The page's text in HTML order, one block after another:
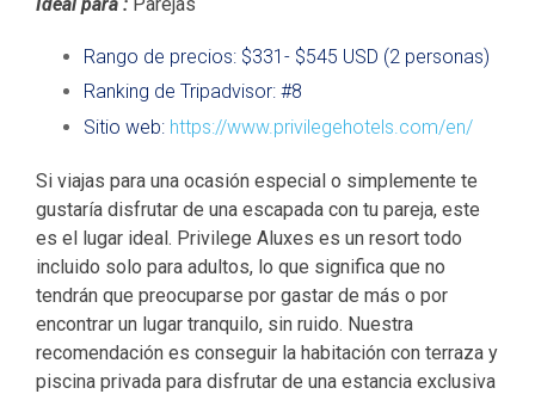
Rango de precios: $331- $545 USD (2 personas)
Ranking de Tripadvisor: #8
Sitio web: https://www.privilegehotels.com/en/
Si viajas para una ocasión especial o simplemente te
gustaría disfrutar de una escapada con tu pareja, este
es el lugar ideal. Privilege Aluxes es un resort todo
incluido solo para adultos, lo que significa que no
tendrán que preocuparse por gastar de más o por
encontrar un lugar tranquilo, sin ruido. Nuestra
recomendación es conseguir la habitación con terraza y
piscina privada para disfrutar de una estancia exclusiva